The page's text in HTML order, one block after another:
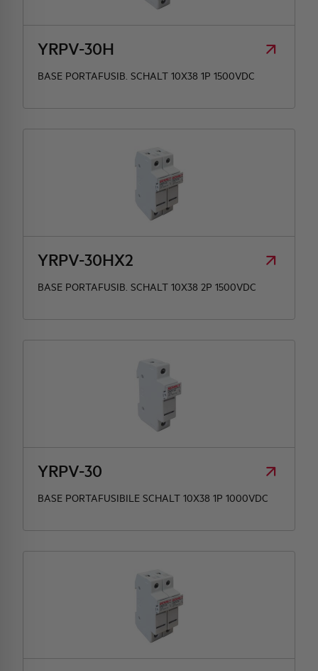
YRPV-30H
BASE PORTAFUSIB. SCHALT 10X38 1P 1500VDC
YRPV-30HX2
BASE PORTAFUSIB. SCHALT 10X38 2P 1500VDC
YRPV-30
BASE PORTAFUSIBILE SCHALT 10X38 1P 1000VDC
ATTIVITÀ E MERCATI